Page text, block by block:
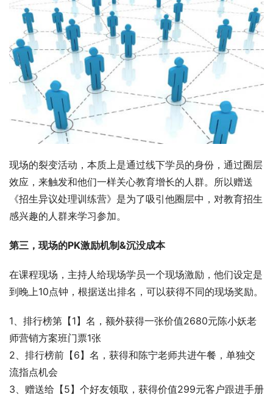
现场的裂变活动，本质上是通过线下学员的身份，通过圈层
效应，来触发和他们一样关心教育增长的人群。所以赠送
《招生异议处理训练营》是为了吸引他圈层中，对教育招生
感兴趣的人群来学习参加。
第三，现场的PK激励机制&沉没成本
在课程现场，主持人给现场学员一个现场激励，他们设定是
1、排行榜第【1】名，额外获得一张价值2680元陈小妖老
师营销方案班门票1张
2、排行榜前【6】名，获得和陈宁老师共进午餐，单独交
流指点机会
3、赠送给【5】个好友领取，获得价值299元客户跟进手册